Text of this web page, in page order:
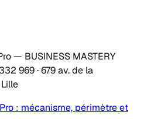
— BUSINESS MASTERY
969 · 679 av. de la
: mécanisme, périmètre et